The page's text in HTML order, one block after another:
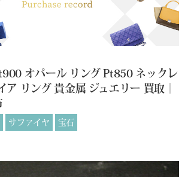
オパール リング Pt850 ネックレ
ア リング 貴金属 ジュエリー 買取｜
サファイヤ 宝石